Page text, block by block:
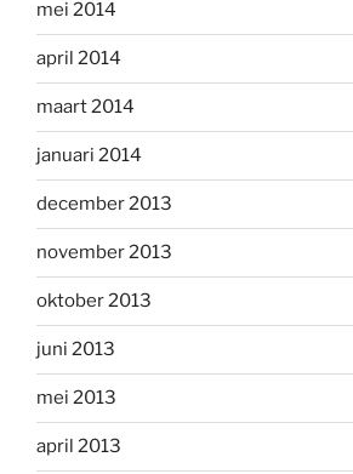
mei 2014
april 2014
maart 2014
januari 2014
december 2013
november 2013
oktober 2013
juni 2013
mei 2013
april 2013